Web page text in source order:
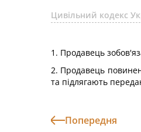
Цивільний кодекс
1. Продавець
2. Продавець
та підлягають
Попередня